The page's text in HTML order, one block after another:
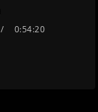
0:54:20